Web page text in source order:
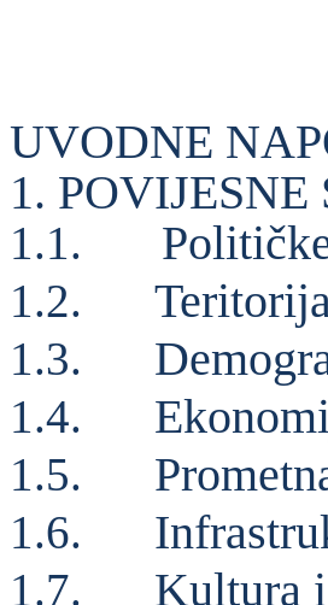
UVODNE
1.
1.1.
1.2.
1.3.
1.4.
1.5.
1.6.
1.7. Kultura